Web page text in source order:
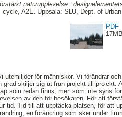
naturupplevelse :
cycle, A2E. Uppsala: SLU, Dept. of
PDF
17MB
utemiljöer för människor. Vi förändrar
grad skiljer sig åt från projekt till projekt.
som redan finns, men som inte syns
av den för besökaren. För att
tid. Tid till att upptäcka platsen, för att
en förändring som sker under